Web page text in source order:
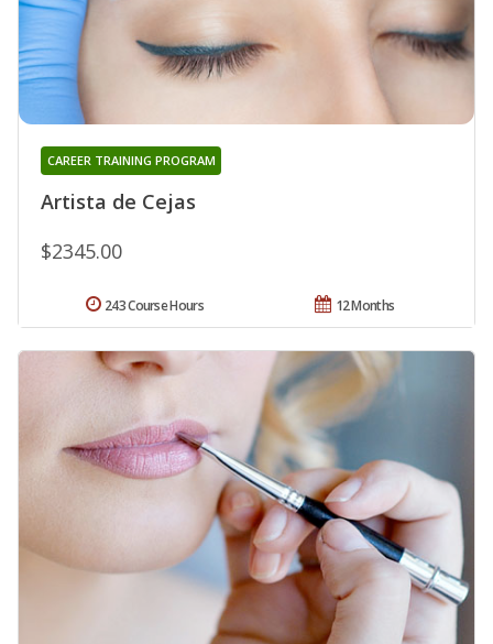
Artista de Cejas
CAREER TRAINING PROGRAM
$2345.00
12 Months
243 Course Hours